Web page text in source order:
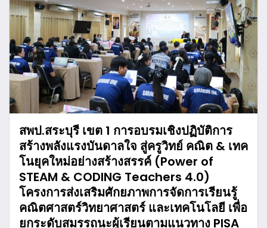
สพป.สระบุรี เขต 1 การอบรมเชิงปฏิบัติการ
สร้างพลังแรงบันดาลใจ สู่ครูวิทย์ คณิต & เทค
โนยุคใหม่อย่างสร้างสรรค์ (Power of
STEAM & CODING Teachers 4.0)
โครงการส่งเสริมศักยภาพการจัดการเรียนรู้
คณิตศาสตร์วิทยาศาสตร์ และเทคโนโลยี เพื่อ
ยกระดับสมรรถนะผู้เรียนตามแนวทาง PISA